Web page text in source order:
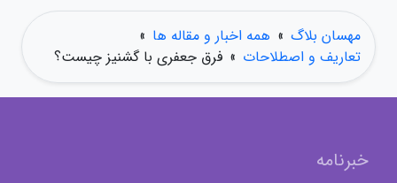
مهسان بلاگ » همه اخبار و مقاله ها »
تعاریف و اصطلاحات » فرق جعفری با گشنیز چیست؟
خبرنامه